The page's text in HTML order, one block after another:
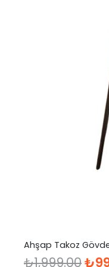
Ahşap Takoz
₺1,999.00₺